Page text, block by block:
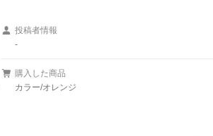
投稿者情報
-
購入した商品
カラー/オレンジ